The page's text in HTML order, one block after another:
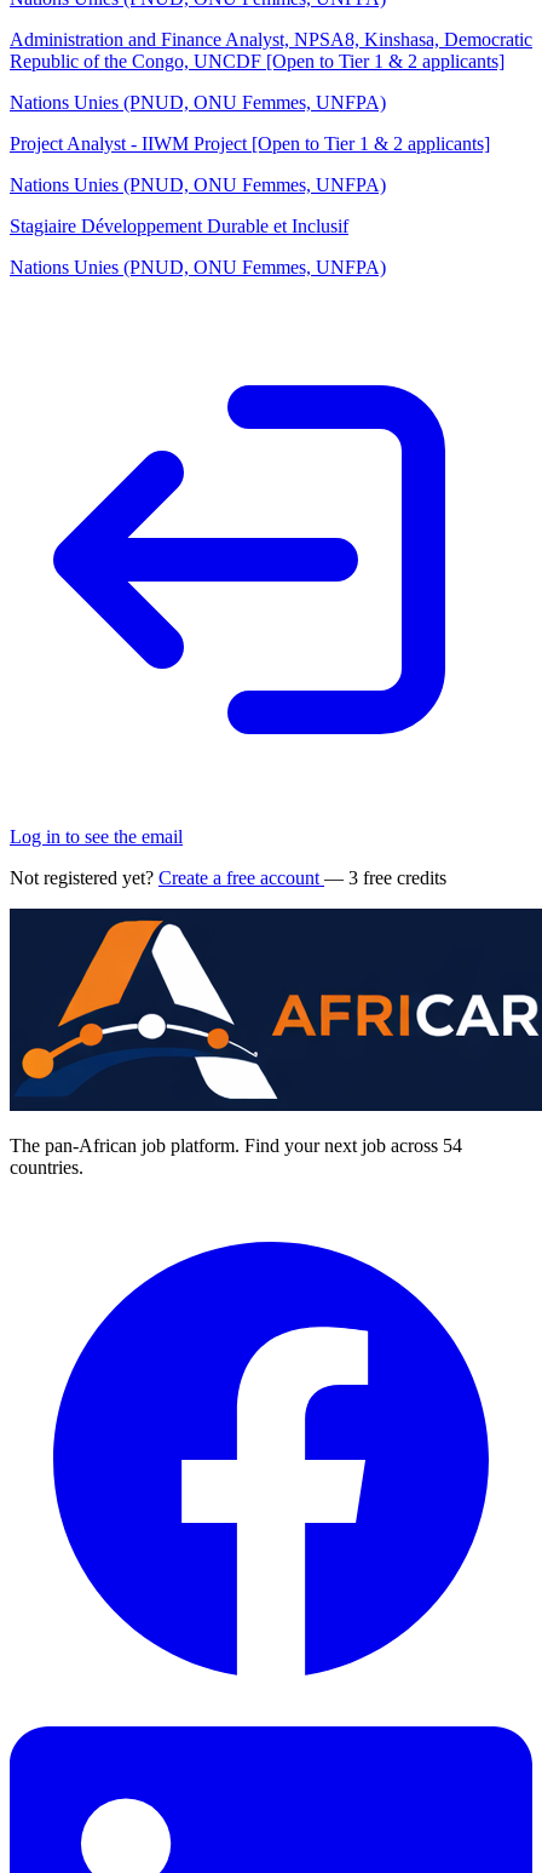
Administration and Finance Analyst, NPSA8, Kinshasa, Democratic
Republic of the Congo, UNCDF [Open to Tier 1 & 2 applicants]
Nations Unies (PNUD, ONU Femmes, UNFPA)
Project Analyst - IIWM Project [Open to Tier 1 & 2 applicants]
Nations Unies (PNUD, ONU Femmes, UNFPA)
Stagiaire Développement Durable et Inclusif
Nations Unies (PNUD, ONU Femmes, UNFPA)
Log in to see the email
Not registered yet? Create a free account — 3 free credits
The pan-African job platform. Find your next job across 54
countries.